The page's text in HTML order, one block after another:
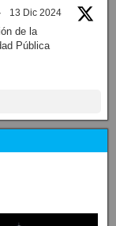
· 13 Dic 2024
de la
Pública